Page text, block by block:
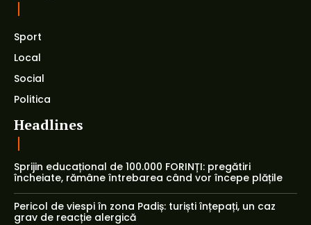
Sport
Local
Social
Politica
Headlines
Sprijin educațional de 100.000 FORINȚI: pregătiri
încheiate, rămâne întrebarea când vor începe plățile
Pericol de viespi în zona Padiș: turiști înțepați, un caz
grav de reacție alergică